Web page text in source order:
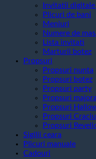
Invitatii
Plicuri de bani
Meniuri
Numere de
Lista invitati
Marturii botez
Propsuri
Propsuri nunta
Propsuri botez
Propsuri party
Propsuri
Propsuri
Propsuri
Propsuri
Sigilii ceara
Plicuri manuale
Cadouri